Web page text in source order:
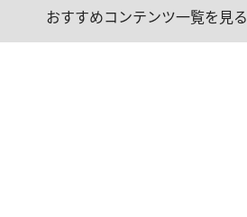
おすすめコンテンツ一覧を見る